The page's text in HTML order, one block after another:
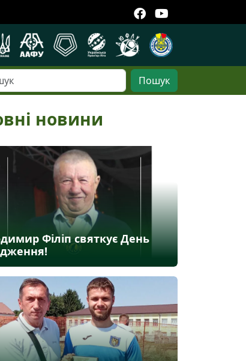
Пошук
новини
Філіп святкує День